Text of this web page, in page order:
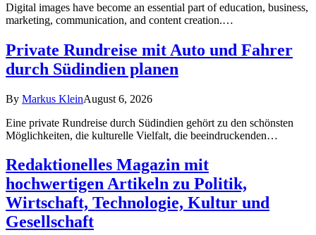
Digital images have become an essential part of education, business,
marketing, communication, and content creation.…
Private Rundreise mit Auto und Fahrer
durch Südindien planen
By Markus KleinAugust 6, 2026
Eine private Rundreise durch Südindien gehört zu den schönsten
Möglichkeiten, die kulturelle Vielfalt, die beeindruckenden…
Redaktionelles Magazin mit
hochwertigen Artikeln zu Politik,
Wirtschaft, Technologie, Kultur und
Gesellschaft